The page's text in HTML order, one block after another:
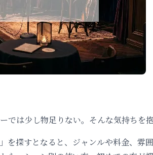
では少し物足りない。そんな気持ち
を探すとなると、ジャンルや料金、